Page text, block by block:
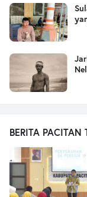
BERITA PACITAN